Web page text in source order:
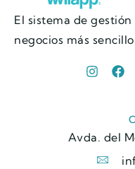
El sistema de
negocios más
Avda. del